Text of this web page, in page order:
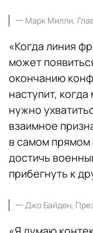
一 Марк Милли,
«Когда линия
может
окончанию
наступит,
нужно
взаимное
в самом прямом
достичь
прибегнуть к
一 Джо Байден,